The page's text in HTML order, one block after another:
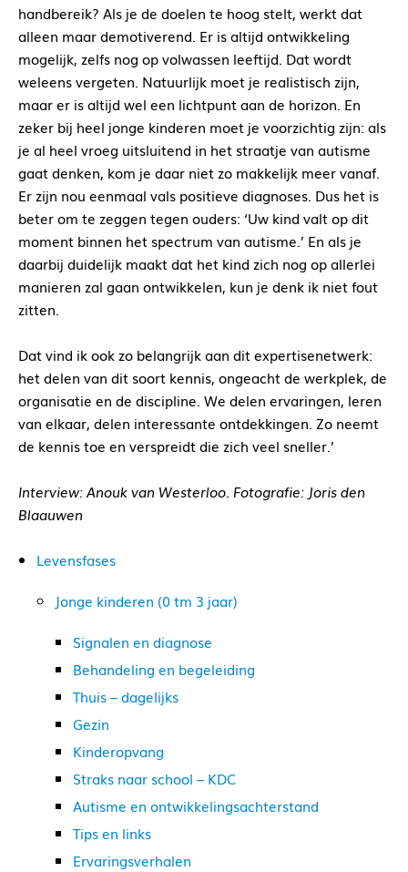
handbereik? Als je de doelen te hoog stelt, werkt dat
alleen maar demotiverend. Er is altijd ontwikkeling
mogelijk, zelfs nog op volwassen leeftijd. Dat wordt
weleens vergeten. Natuurlijk moet je realistisch zijn,
maar er is altijd wel een lichtpunt aan de horizon. En
zeker bij heel jonge kinderen moet je voorzichtig zijn: als
je al heel vroeg uitsluitend in het straatje van autisme
gaat denken, kom je daar niet zo makkelijk meer vanaf.
Er zijn nou eenmaal vals positieve diagnoses. Dus het is
beter om te zeggen tegen ouders: ‘Uw kind valt op dit
moment binnen het spectrum van autisme.’ En als je
daarbij duidelijk maakt dat het kind zich nog op allerlei
manieren zal gaan ontwikkelen, kun je denk ik niet fout
zitten.
Dat vind ik ook zo belangrijk aan dit expertisenetwerk:
het delen van dit soort kennis, ongeacht de werkplek, de
organisatie en de discipline. We delen ervaringen, leren
van elkaar, delen interessante ontdekkingen. Zo neemt
de kennis toe en verspreidt die zich veel sneller.’
Interview: Anouk van Westerloo. Fotografie: Joris den
Blaauwen
Levensfases
Jonge kinderen (0 tm 3 jaar)
Signalen en diagnose
Behandeling en begeleiding
Thuis – dagelijks
Gezin
Kinderopvang
Straks naar school – KDC
Autisme en ontwikkelingsachterstand
Tips en links
Ervaringsverhalen